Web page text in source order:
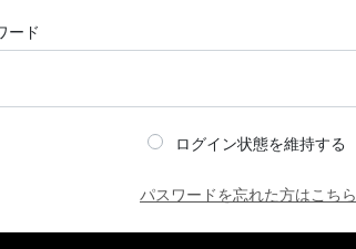
ード
ログイン状態を維持する
パスワードを忘れた方はこちら